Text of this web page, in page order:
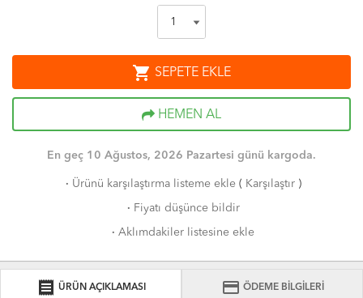
shopping_cart SEPETE EKLE
HEMEN AL
En geç 10 Ağustos, 2026 Pazartesi günü kargoda.
· Ürünü karşılaştırma listeme ekle( Karşılaştır)
· Fiyatı düşünce bildir
· Aklımdakiler listesine ekle
receipt ÜRÜN AÇIKLAMASI credit_card ÖDEME BİLGİLERİ